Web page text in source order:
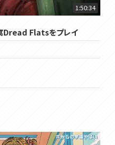
1:50:34
Dread Flatsをプレイ